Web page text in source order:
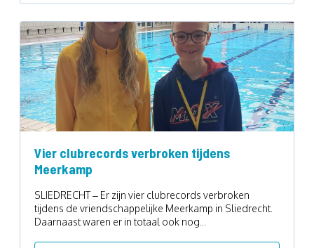
Vier clubrecords verbroken tijdens
Meerkamp
SLIEDRECHT – Er zijn vier clubrecords verbroken
tijdens de vriendschappelijke Meerkamp in Sliedrecht.
Daarnaast waren er in totaal ook nog...